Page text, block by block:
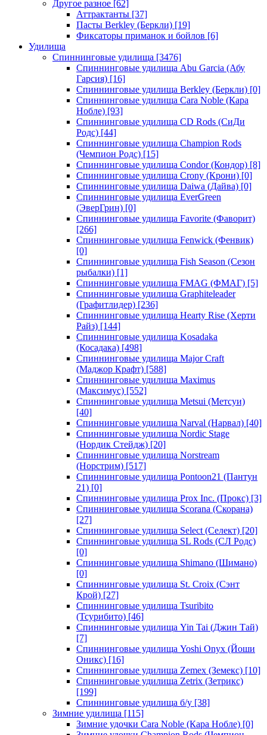
Другое разное [62]
Аттрактанты [37]
Пасты Berkley (Беркли) [19]
Фиксаторы приманок и бойлов [6]
Удилища
Спиннинговые удилища [3476]
Спиннинговые удилища Abu Garcia (Абу
Гарсия) [16]
Спиннинговые удилища Berkley (Беркли) [0]
Спиннинговые удилища Cara Noble (Кара
Нобле) [93]
Спиннинговые удилища CD Rods (СиДи
Родс) [44]
Спиннинговые удилища Champion Rods
(Чемпион Родс) [15]
Спиннинговые удилища Condor (Кондор) [8]
Спиннинговые удилища Crony (Крони) [0]
Спиннинговые удилища Daiwa (Дайва) [0]
Спиннинговые удилища EverGreen
(ЭверГрин) [0]
Спиннинговые удилища Favorite (Фаворит)
[266]
Спиннинговые удилища Fenwick (Фенвик)
[0]
Спиннинговые удилища Fish Season (Сезон
рыбалки) [1]
Спиннинговые удилища FMAG (ФМАГ) [5]
Спиннинговые удилища Graphiteleader
(Графитлидер) [236]
Спиннинговые удилища Hearty Rise (Херти
Райз) [144]
Спиннинговые удилища Kosadaka
(Косадака) [498]
Спиннинговые удилища Major Craft
(Маджор Крафт) [588]
Спиннинговые удилища Maximus
(Максимус) [552]
Спиннинговые удилища Metsui (Метсуи)
[40]
Спиннинговые удилища Narval (Нарвал) [40]
Спиннинговые удилища Nordic Stage
(Нордик Стейдж) [20]
Спиннинговые удилища Norstream
(Норстрим) [517]
Спиннинговые удилища Pontoon21 (Пантун
21) [0]
Спиннинговые удилища Prox Inc. (Прокс) [3]
Спиннинговые удилища Scorana (Скорана)
[27]
Спиннинговые удилища Select (Селект) [20]
Спиннинговые удилища SL Rods (СЛ Родс)
[0]
Спиннинговые удилища Shimano (Шимано)
[0]
Спиннинговые удилища St. Croix (Сэнт
Крой) [27]
Спиннинговые удилища Tsuribito
(Тсурибито) [46]
Спиннинговые удилища Yin Tai (Джин Тай)
[7]
Спиннинговые удилища Yoshi Onyx (Йоши
Оникс) [16]
Спиннинговые удилища Zemex (Земекс) [10]
Спиннинговые удилища Zetrix (Зетрикс)
[199]
Спиннинговые удилища б/у [38]
Зимние удилища [115]
Зимние удочки Cara Noble (Кара Нобле) [0]